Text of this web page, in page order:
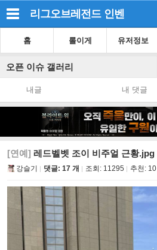
리그오브레전드 인벤
홈 롤이게 유저정보
오픈 이슈 갤러리
내글 내 댓글
[연예] 레드벨벳 조이 비주얼 근황.jpg
강슬기 댓글: 17 개 조회: 11295 추천: 10